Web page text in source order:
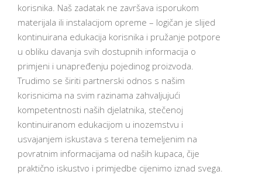
korisnika. Naš zadatak ne završava isporukom
materijala ili instalacijom opreme – logičan je slijed
kontinuirana edukacija korisnika i pružanje potpore
u obliku davanja svih dostupnih informacija o
primjeni i unapređenju pojedinog proizvoda.
Trudimo se širiti partnerski odnos s našim
korisnicima na svim razinama zahvaljujući
kompetentnosti naših djelatnika, stečenoj
kontinuiranom edukacijom u inozemstvu i
usvajanjem iskustava s terena temeljenim na
povratnim informacijama od naših kupaca, čije
praktično iskustvo i primjedbe cijenimo iznad svega.